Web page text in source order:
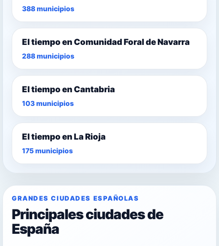
388 municipios
El tiempo en Comunidad Foral de Navarra
288 municipios
El tiempo en Cantabria
103 municipios
El tiempo en La Rioja
175 municipios
GRANDES CIUDADES ESPAÑOLAS
Principales ciudades de
España